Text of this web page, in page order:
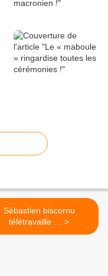
Sébastien biscornu
télétravaille … >